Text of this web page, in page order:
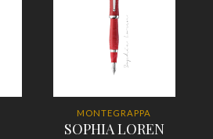
MONTEGRAPPA
SOPHIA LOREN